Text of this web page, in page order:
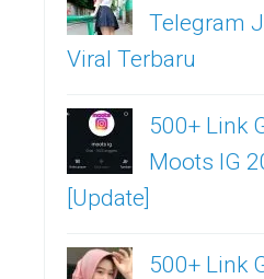
Telegram
Viral Terbaru
500+ Link
Moots IG
[Update]
500+ Link